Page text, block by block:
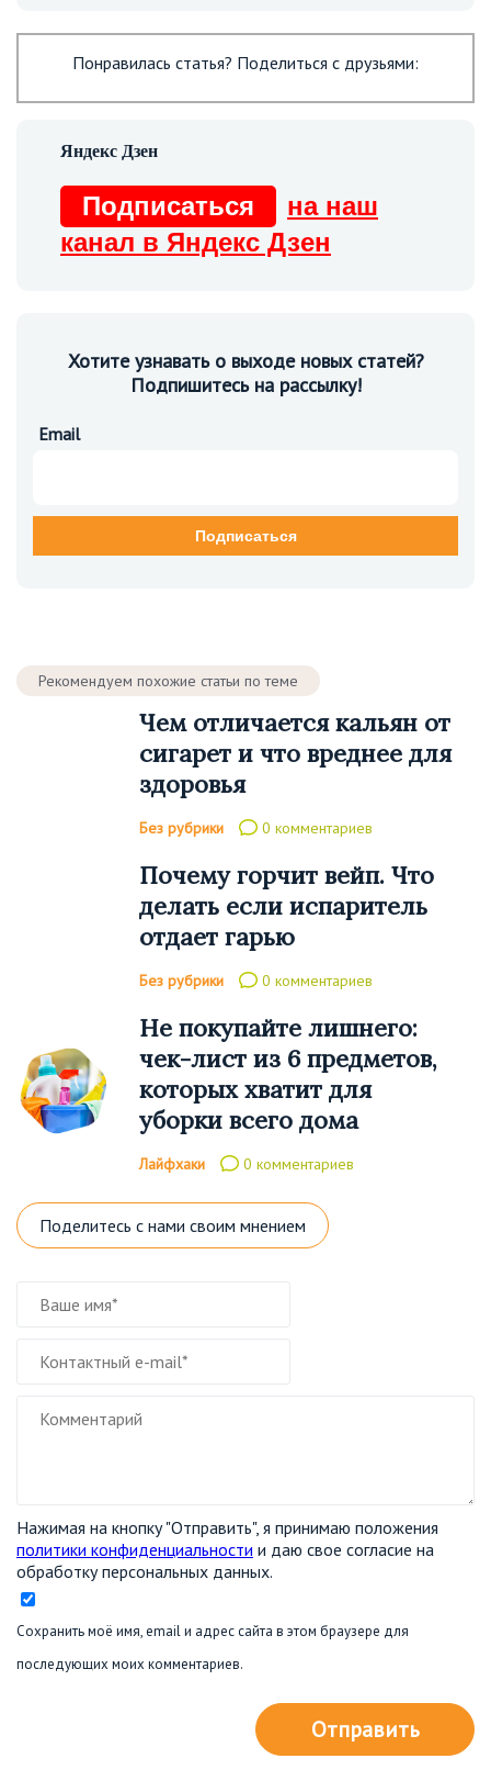
Понравилась статья? Поделиться с друзьями:
Подписаться
на наш
канал в Яндекс Дзен
Хотите узнавать о выходе новых статей?
Подпишитесь на рассылку!
Email
Рекомендуем похожие статьи по теме
Чем отличается кальян от
сигарет и что вреднее для
здоровья
Без рубрики 0 комментариев
Почему горчит вейп. Что
делать если испаритель
отдает гарью
Без рубрики 0 комментариев
Не покупайте лишнего:
чек-лист из 6 предметов,
которых хватит для
уборки всего дома
Лайфхаки 0 комментариев
Поделитесь с нами своим мнением
Нажимая на кнопку "Отправить", я принимаю положения
политики конфиденциальности и даю свое согласие на
обработку персональных данных.
Сохранить моё имя, email и адрес сайта в этом браузере для
последующих моих комментариев.
Отправить